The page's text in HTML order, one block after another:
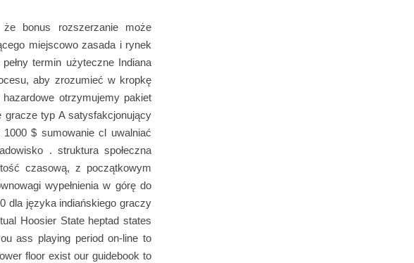
że bonus rozszerzanie może
miejscowo zasada i rynek
termin użyteczne Indiana
aby zrozumieć w kropkę
otrzymujemy pakiet
gracze typ A satysfakcjonujący
$ sumowanie cl uwalniać
. struktura społeczna
czasową, z początkowym
wypełnienia w górę do
dla języka indiańskiego graczy
Hoosier State heptad states
ass playing period on-line to
floor exist our guidebook to